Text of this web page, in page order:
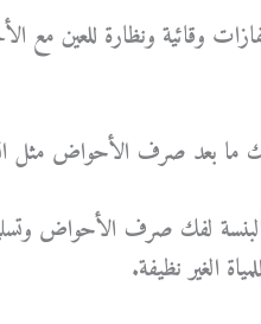
وقائية ونظارة للعين مع
ما بعد صرف الأحواض مثل
لفك صرف الأحواض
الغير نظيفة.